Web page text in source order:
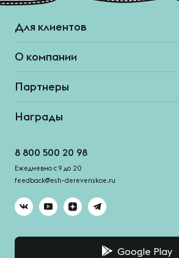
Для клиентов
О компании
Партнеры
Награды
8 800 500 20 98
Ежедневно с 9 до 20
feedback@esh-derevenskoe.ru
Google Play